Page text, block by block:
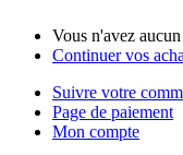
Vous n'avez
Continuer vos
Suivre votre
Page de paiement
Mon compte